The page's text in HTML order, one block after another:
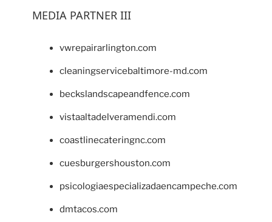
MEDIA PARTNER III
vwrepairarlington.com
cleaningservicebaltimore-md.com
beckslandscapeandfence.com
vistaaltadelveramendi.com
coastlinecateringnc.com
cuesburgershouston.com
psicologiaespecializadaencampeche.com
dmtacos.com